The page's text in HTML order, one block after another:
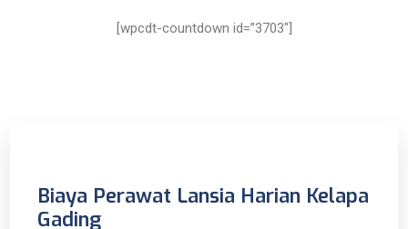
[wpcdt-countdown id=”3703″]
Biaya Perawat Lansia Harian Kelapa
Gading